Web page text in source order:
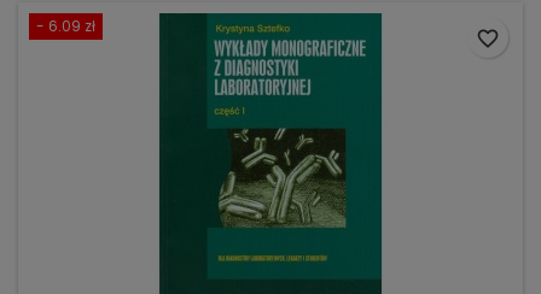
- 6.09 zł
favorite_border